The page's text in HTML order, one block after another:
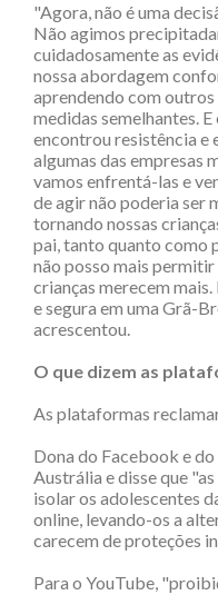
"Agora, não é uma
Não agimos
cuidadosamente as
nossa abordagem
aprendendo com
medidas semelhantes.
encontrou resistência e
algumas das empresas
vamos enfrentá-las e
de agir não poderia ser
tornando nossas
pai, tanto quanto como
não posso mais permitir
crianças merecem
e segura em uma Grã-
acrescentou.
O que dizem as
As plataformas
Dona do Facebook e
Austrália e disse que
isolar os adolescentes
online, levando-os a
carecem de proteções
Para o YouTube,